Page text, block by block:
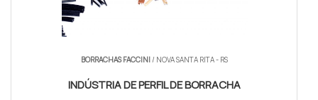
BORRACHAS FACCINI/ NOVA SANTA RITA - RS
INDÚSTRIA DE PERFIL DE BORRACHA